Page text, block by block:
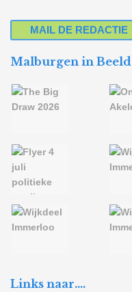
MAIL DE REDACTIE
Malburgen in Beeld
Links naar….